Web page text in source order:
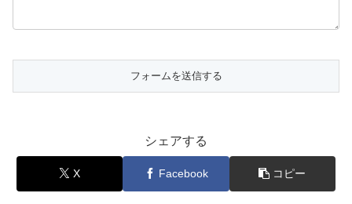
シェアする
X Facebook コピー